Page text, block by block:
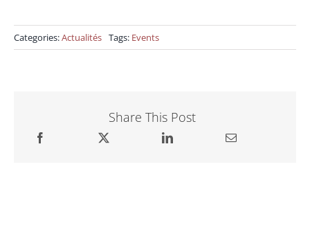
Categories:Actualités Tags: Events
Share This Post